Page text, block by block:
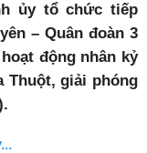
ủy tổ chức tiếp
– Quân đoàn 3
động nhân kỷ
Thuột, giải phóng